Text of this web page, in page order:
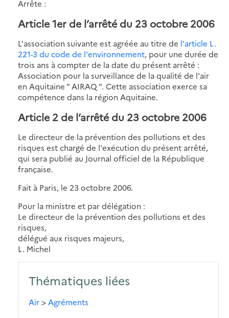
Arrête :
Article 1er de l’arrêté du 23 octobre 2006
L'association suivante est agréée au titre de l'article L.
221-3 du code de l'environnement, pour une durée de
trois ans à compter de la date du présent arrêté :
Association pour la surveillance de la qualité de l'air
en Aquitaine " AIRAQ ". Cette association exerce sa
compétence dans la région Aquitaine.
Article 2 de l’arrêté du 23 octobre 2006
Le directeur de la prévention des pollutions et des
risques est chargé de l'exécution du présent arrêté,
qui sera publié au Journal officiel de la République
française.
Fait à Paris, le 23 octobre 2006.
Pour la ministre et par délégation :
Le directeur de la prévention des pollutions et des
risques,
délégué aux risques majeurs,
L. Michel
Thématiques liées
Air> Agréments